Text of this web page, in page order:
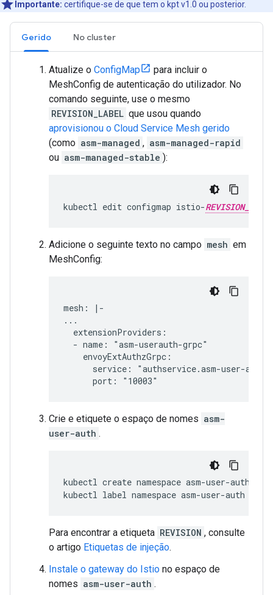
Importante: certifique-se de que tem o kpt v1.0 ou posterior.
Gerido No cluster
Atualize o ConfigMap
para incluir o
MeshConfig de autenticação do utilizador. No
comando seguinte, use o mesmo
REVISION_LABEL que usou quando
aprovisionou o Cloud Service Mesh gerido
(como asm-managed , asm-managed-rapid
ou asm-managed-stable ):
kubectl edit configmap istio-REVISION_LABEL
Adicione o seguinte texto no campo mesh em
MeshConfig:
mesh: |-
...
  extensionProviders:
  - name: "asm-userauth-grpc"
    envoyExtAuthzGrpc:
service: "authservice.asm-user-
Crie e etiquete o espaço de nomes asm-
user-auth .
kubectl create namespace asm-user-auth
kubectl label namespace asm-user-auth
Para encontrar a etiqueta REVISION , consulte
o artigo Etiquetas de injeção.
Instale o gateway do Istio no espaço de
nomes asm-user-auth .